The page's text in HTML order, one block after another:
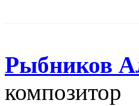
Рыбников
композитор